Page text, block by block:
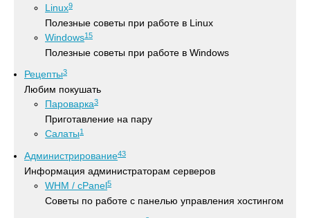
Linux9
Полезные советы при работе в Linux
Windows15
Полезные советы при работе в Windows
Рецепты3
Любим покушать
Пароварка3
Приготавление на пару
Салаты1
Администрирование43
Информация администраторам серверов
WHM / cPanel5
Советы по работе с панелью управления хостингом